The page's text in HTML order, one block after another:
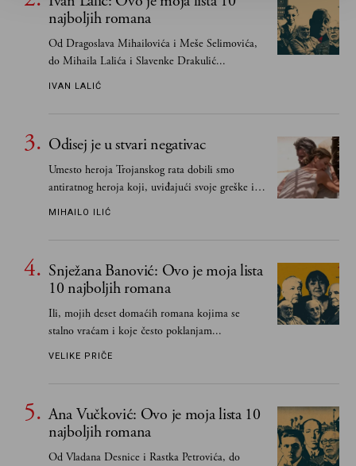
najboljih romana
Od Dragoslava Mihailovića i Meše Selimovića,
do Mihaila Lalića i Slavenke Drakulić...
IVAN LALIĆ
Odisej je u stvari negativac
Umesto heroja Trojanskog rata dobili smo
antiratnog heroja koji, uviđajući svoje greške i
učeći na njima, shvata da postoje stvari koje su
MIHAILO ILIĆ
Snježana Banović: Ovo je moja lista
10 najboljih romana
Ili, mojih deset domaćih romana kojima se
stalno vraćam i koje često poklanjam...
VELIKE PRIČE
Ana Vučković: Ovo je moja lista 10
najboljih romana
Od Vladana Desnice i Rastka Petrovića, do